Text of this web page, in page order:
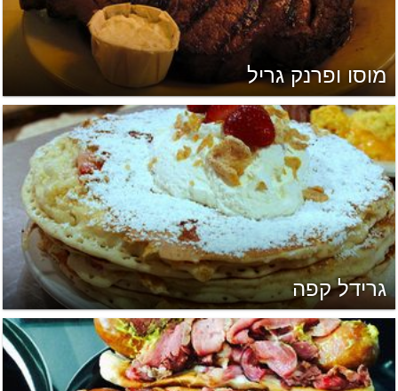
מוסו ופרנק גריל
גרידל קפה